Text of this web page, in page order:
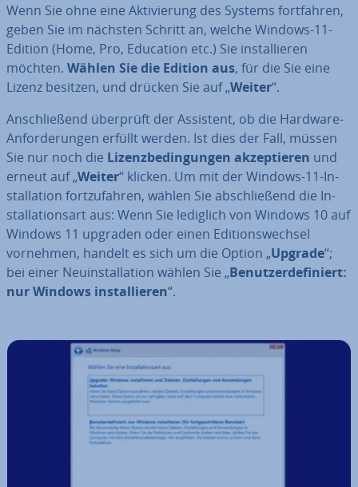
Wenn Sie ohne eine Ak­ti­vie­rung des Systems fort­fah­ren,
geben Sie im nächsten Schritt an, welche Windows-11-
Edition (Home, Pro, Education etc.) Sie in­stal­lie­ren
möchten. Wählen Sie die Edition aus, für die Sie eine
Lizenz besitzen, und drücken Sie auf „Weiter“.
An­schlie­ßend überprüft der Assistent, ob die Hardware-
An­for­de­run­gen erfüllt werden. Ist dies der Fall, müssen
Sie nur noch die Li­zenz­be­din­gun­gen ak­zep­tie­ren und
erneut auf „Weiter“ klicken. Um mit der Windows-11-In­
stal­la­ti­on fort­zu­fah­ren, wählen Sie ab­schlie­ßend die In­
stal­la­ti­ons­art aus: Wenn Sie lediglich von Windows 10 auf
Windows 11 upgraden oder einen Edi­ti­ons­wech­sel
vornehmen, handelt es sich um die Option „Upgrade“;
bei einer Neu­in­stal­la­ti­on wählen Sie „Be­nut­zer­de­fi­niert:
nur Windows in­stal­lie­ren“.